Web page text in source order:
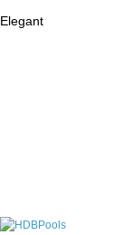
Elegant